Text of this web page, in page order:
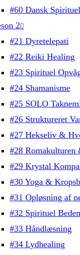
#60 Dansk
2
#21 Dyretelepati
#22 Reiki Healing
#23 Spirituel
#24 Shamanisme
#25 SOLO
#26 Struktureret
#27 Hekseliv &
#28
#29 Krystal
#30 Yoga &
#31 Opløsning af
#32 Spirituel
#33 Håndlæsning
#34 Lydhealing